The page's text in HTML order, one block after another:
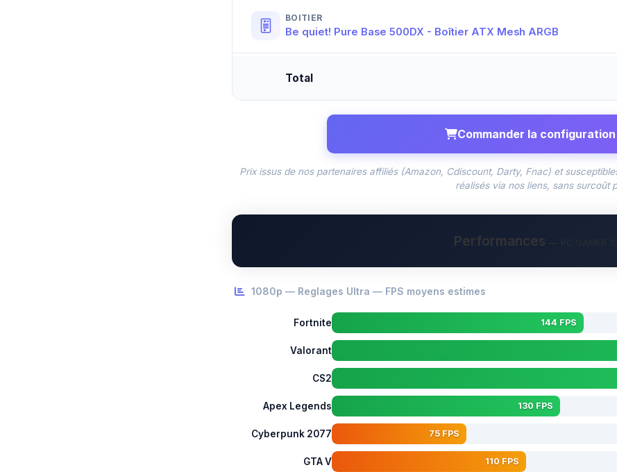
BOITIER
Be quiet! Pure Base 500DX - Boîtier ATX Mesh ARGB
Total
Commander la
Prix issus de nos partenaires affiliés (Amazon, Cdiscount, Darty, Fnac) et
réalisés via nos liens, sans surcoût
Performances
1080p — Reglages Ultra — FPS moyens estimes
Fortnite 144 FPS
Valorant
CS2
Apex Legends 130 FPS
Cyberpunk 2077 75 FPS
GTA V 110 FPS